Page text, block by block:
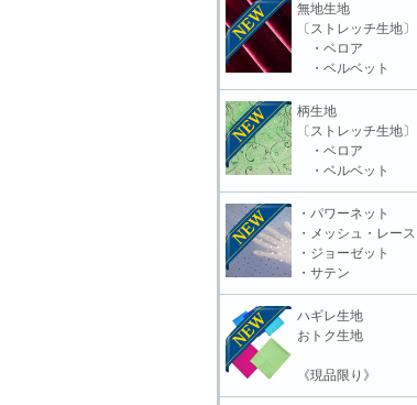
無地生地
〔ストレッチ生地〕
・ベロア
・ベルベット
柄生地
〔ストレッチ生地〕
・ベロア
・ベルベット
・パワーネット
・メッシュ・レース
・ジョーゼット
・サテン
ハギレ生地
おトク生地
《現品限り》